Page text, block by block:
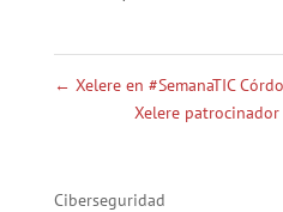
← Xelere en #SemanaTIC
Xelere
Ciberseguridad